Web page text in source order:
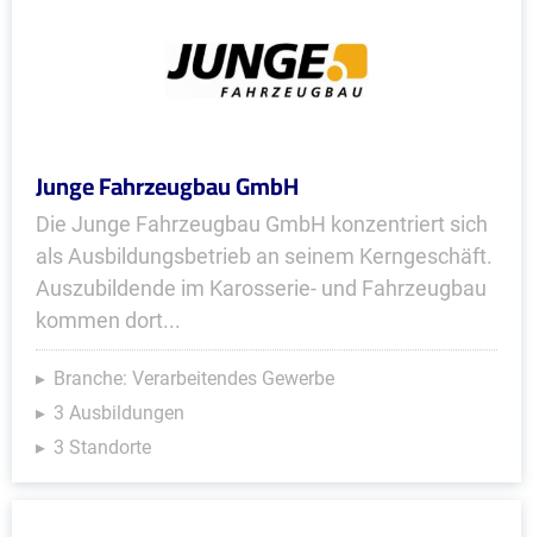
Junge Fahrzeugbau GmbH
Die Junge Fahrzeugbau GmbH konzentriert sich
als Ausbildungsbetrieb an seinem Kerngeschäft.
Auszubildende im Karosserie- und Fahrzeugbau
kommen dort...
Branche: Verarbeitendes Gewerbe
3 Ausbildungen
3 Standorte